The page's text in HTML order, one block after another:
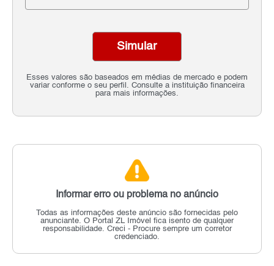
Esses valores são baseados em médias de mercado e podem
variar conforme o seu perfil. Consulte a instituição financeira
para mais informações.
Simular
Informar erro ou problema no anúncio
Todas as informações deste anúncio são fornecidas pelo
anunciante. O Portal ZL Imóvel fica isento de qualquer
responsabilidade. Creci - Procure sempre um corretor
credenciado.